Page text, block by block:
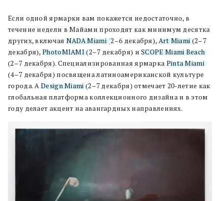
Если одной ярмарки вам покажется недостаточно, в
течение недели в Майами проходят как минимум десятка
других, включая NADA Miami(2–6 декабря), Art Miami(2–7
декабря), PhotoMIAMI(2–7 декабря) иSCOPE Miami Beach
(2–7 декабря). Специализированная ярмарка Pinta Miami
(4–7 декабря) посвящена латиноамериканской культуре
города. АDesign Miami(2–7 декабря) отмечает 20-летие как
глобальная платформа коллекционного дизайна и в этом
году делает акцент на авангардных направлениях.